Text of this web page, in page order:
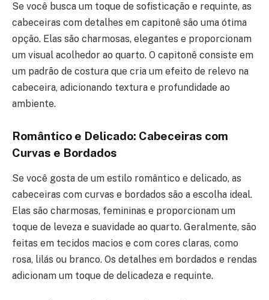
Se você busca um toque de sofisticação e requinte, as
cabeceiras com detalhes em capitonê são uma ótima
opção. Elas são charmosas, elegantes e proporcionam
um visual acolhedor ao quarto. O capitonê consiste em
um padrão de costura que cria um efeito de relevo na
cabeceira, adicionando textura e profundidade ao
ambiente.
Romântico e Delicado: Cabeceiras com
Curvas e Bordados
Se você gosta de um estilo romântico e delicado, as
cabeceiras com curvas e bordados são a escolha ideal.
Elas são charmosas, femininas e proporcionam um
toque de leveza e suavidade ao quarto. Geralmente, são
feitas em tecidos macios e com cores claras, como
rosa, lilás ou branco. Os detalhes em bordados e rendas
adicionam um toque de delicadeza e requinte.